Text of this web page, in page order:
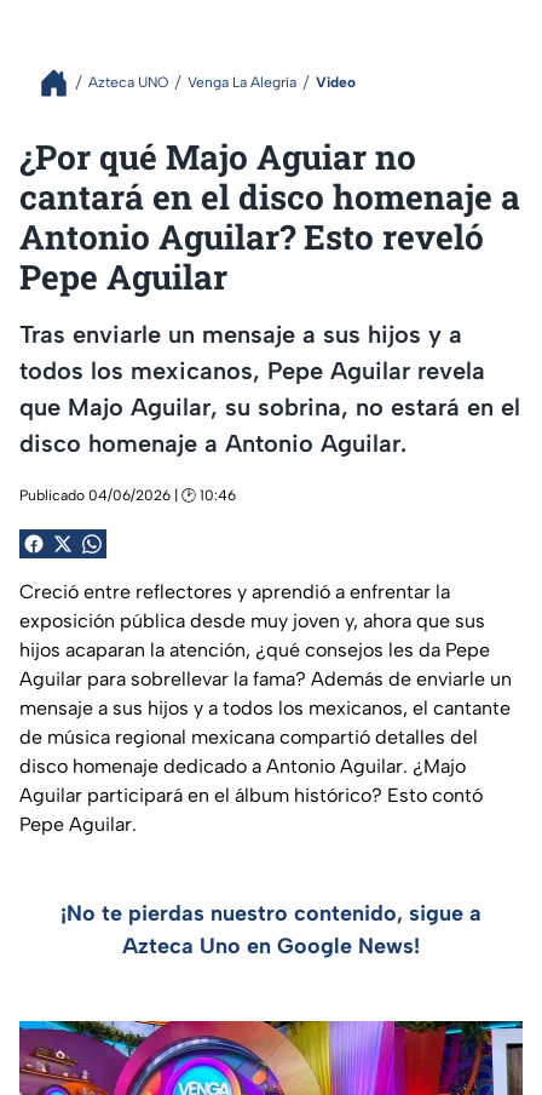
Azteca UNO Venga La Alegría Video
¿Por qué Majo Aguiar no
cantará en el disco homenaje a
Antonio Aguilar? Esto reveló
Pepe Aguilar
Tras enviarle un mensaje a sus hijos y a
todos los mexicanos, Pepe Aguilar revela
que Majo Aguilar, su sobrina, no estará en el
disco homenaje a Antonio Aguilar.
Publicado 04/06/2026 | 🕑 10:46
Creció entre reflectores y aprendió a enfrentar la
exposición pública desde muy joven y, ahora que sus
hijos acaparan la atención, ¿qué consejos les da Pepe
Aguilar para sobrellevar la fama? Además de enviarle un
mensaje a sus hijos y a todos los mexicanos, el cantante
de música regional mexicana compartió detalles del
disco homenaje dedicado a Antonio Aguilar. ¿Majo
Aguilar participará en el álbum histórico? Esto contó
Pepe Aguilar.
¡No te pierdas nuestro contenido, sigue a
Azteca Uno en Google News!